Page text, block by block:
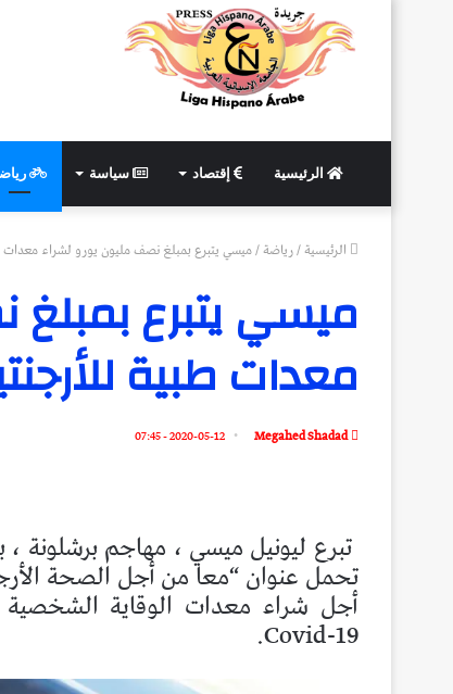
الرئيسية إقتصاد سياسة
الرئيسية/رياضة/ميسي يتبرع بمبلغ نصف مليون يورو لشراء معدات
ميسي يتبرع
معدات طبية
Megahed Shadad
2020-05-12 - 07:45
تحمل عنوان “معا من أجل الصحة
أجل شراء معدات الوقاية الشخصية
Covid-19.